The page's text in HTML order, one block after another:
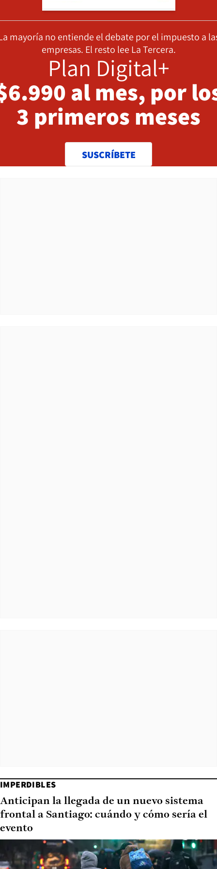
mayoría no entiende el debate por el impuesto a
empresas. El resto lee La Tercera.
Plan Digital+
al mes, por
3 primeros meses
SUSCRÍBETE
IMPERDIBLES
Anticipan la llegada de un nuevo sistema
frontal a Santiago: cuándo y cómo sería el
evento